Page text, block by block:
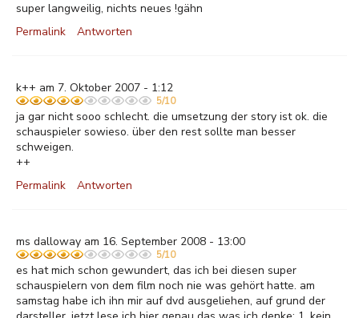
super langweilig, nichts neues !gähn
Permalink
Antworten
k++ am 7. Oktober 2007 - 1:12
5/10
ja gar nicht sooo schlecht. die umsetzung der story ist ok. die
schauspieler sowieso. über den rest sollte man besser
schweigen.
++
Permalink
Antworten
ms dalloway am 16. September 2008 - 13:00
5/10
es hat mich schon gewundert, das ich bei diesen super
schauspielern von dem film noch nie was gehört hatte. am
samstag habe ich ihn mir auf dvd ausgeliehen, auf grund der